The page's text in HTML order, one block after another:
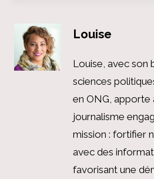
Louise
Louise, avec son
sciences
en ONG, apporte
journalisme
mission : fortifier
avec des
favorisant une